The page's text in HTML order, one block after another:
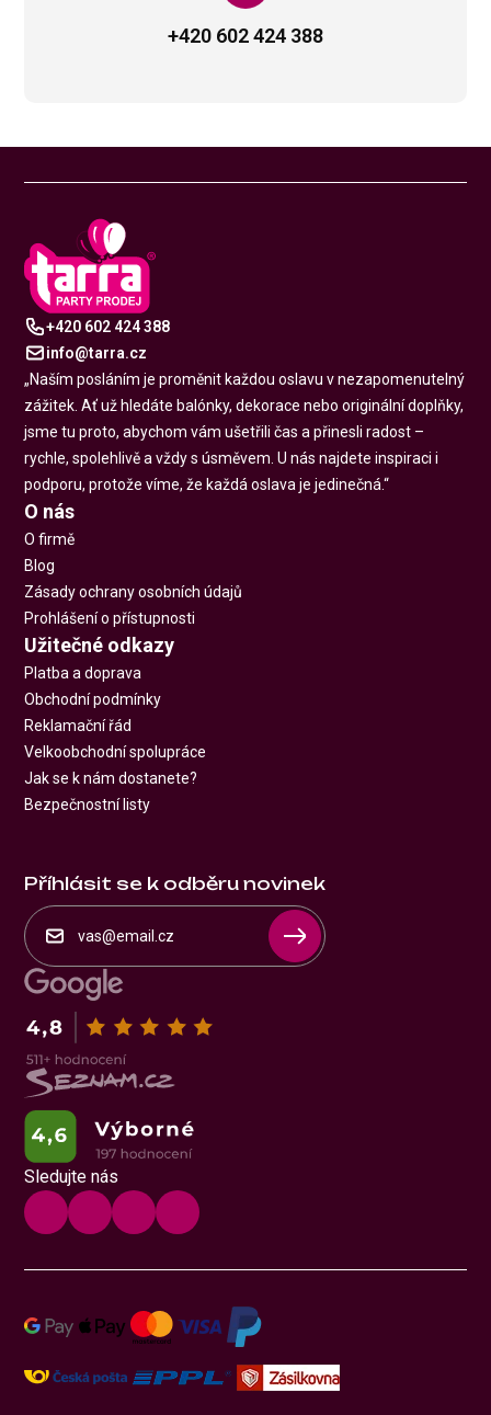
+420 602 424 388
+420 602 424 388
info@tarra.cz
„Naším posláním je proměnit každou oslavu v nezapomenutelný
zážitek. Ať už hledáte balónky, dekorace nebo originální doplňky,
jsme tu proto, abychom vám ušetřili čas a přinesli radost –
rychle, spolehlivě a vždy s úsměvem. U nás najdete inspiraci i
podporu, protože víme, že každá oslava je jedinečná.“
O nás
O firmě
Blog
Zásady ochrany osobních údajů
Prohlášení o přístupnosti
Užitečné odkazy
Platba a doprava
Obchodní podmínky
Reklamační řád
Velkoobchodní spolupráce
Jak se k nám dostanete?
Bezpečnostní listy
Příhlásit se k odběru novinek
Sledujte nás